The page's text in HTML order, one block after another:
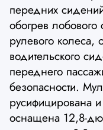
передних
обогрев
рулевого колеса,
водительского
переднего
безопасности.
русифицирована
оснащена 12,8-